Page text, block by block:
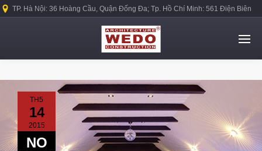
TP. Hà Nội: 36 Hoàng Cầu, Quận Đống Đa; Tp. Hồ Chí Minh: 561 Điện Biên
TH5
14
2015
NO